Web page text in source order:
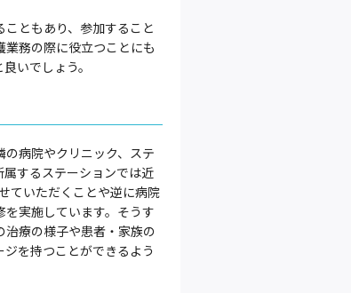
ともあり、参加すること
務の際に役立つことにも
いでしょう。
病院やクリニック、ステ
するステーションでは近
ていただくことや逆に病院
実施しています。そうす
療の様子や患者・家族の
を持つことができるよう